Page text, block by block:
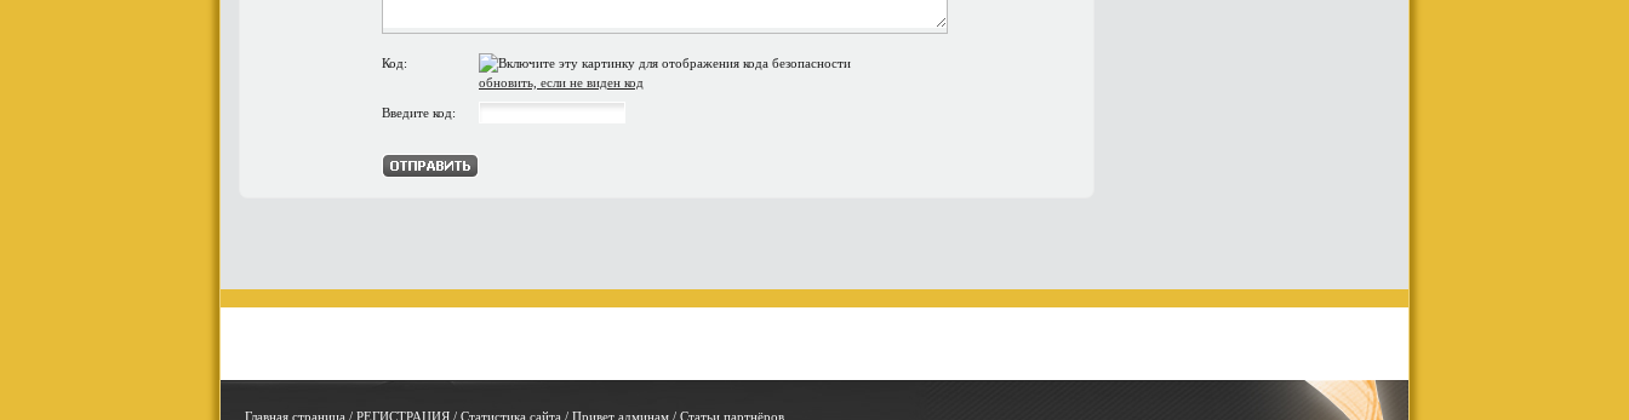
Код:
обновить, если не виден код
Введите код:
Главная страница / РЕГИСТРАЦИЯ / Статистика сайта / Привет админам / Статьи партнёров